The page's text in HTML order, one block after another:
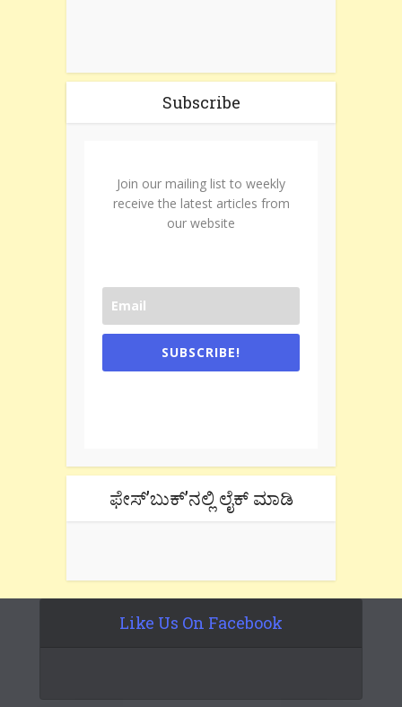
Subscribe
Join our mailing list to weekly
receive the latest articles from
our website
SUBSCRIBE!
ಫೇಸ್’ಬುಕ್’ನಲ್ಲಿ ಲೈಕ್ ಮಾಡಿ
Like Us On Facebook